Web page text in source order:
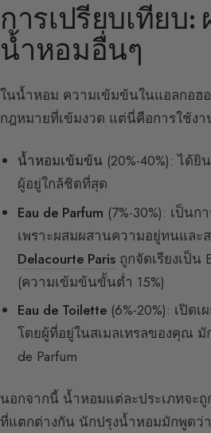
การเปรียบเทีย
น้ำหอมอื่นๆ
ในน้ำหอม ความเข้มข้นในแอลกอฮ
กฎหมายที่เข้มงวด แต่นี่คือการใช้งา
น้ำหอมเข้มข้น (20%-40%): ได้
ผู้อยู่ใกล้ชิดที่สุด
Eau de Parfum (7%-30%): เป็น
เพราะผสมผสานความอยู่ทนและส
Delacourte Paris ถูกจัดเรียงเป็น
(ความเข้มข้นขั้นต่ำ 15%)
Eau de Toilette (6%-20%): เปิด
โดยผู้ที่อยู่ในสเมลเทรลของคุณ
de Parfum
นอกจากนี้ น้ำหอมแต่ละประเภทจะ
ที่แตกต่างกัน นักปรุงน้ำหอมมักพูดว่า